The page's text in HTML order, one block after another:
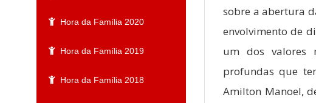
Hora da Família 2020
Hora da Família 2019
Hora da Família 2018
sobre a abertura
envolvimento de
um dos valores
profundas que
Amilton Manoel,